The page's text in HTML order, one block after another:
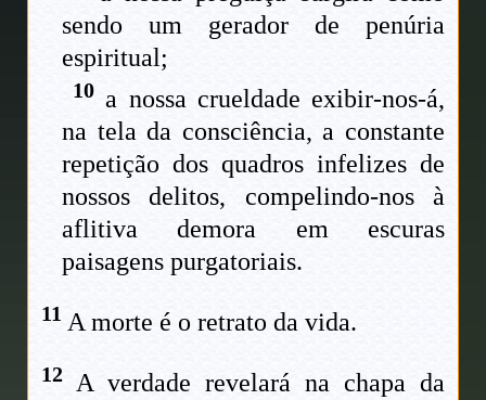
sendo um gerador de penúria
espiritual;
10 a nossa crueldade exibir-nos-á,
na tela da consciência, a constante
repetição dos quadros infelizes de
nossos delitos, compelindo-nos à
aflitiva demora em escuras
paisagens purgatoriais.
11 A morte é o retrato da vida.
12 A verdade revelará na chapa da